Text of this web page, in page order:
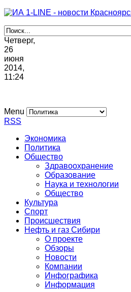
Четверг,
26
июня
2014,
11:24
Menu
RSS
Экономика
Политика
Общество
Здравоохранение
Образование
Наука и технологии
Общество
Культура
Спорт
Происшествия
Нефть и газ Сибири
О проекте
Обзоры
Новости
Компании
Инфографика
Информация